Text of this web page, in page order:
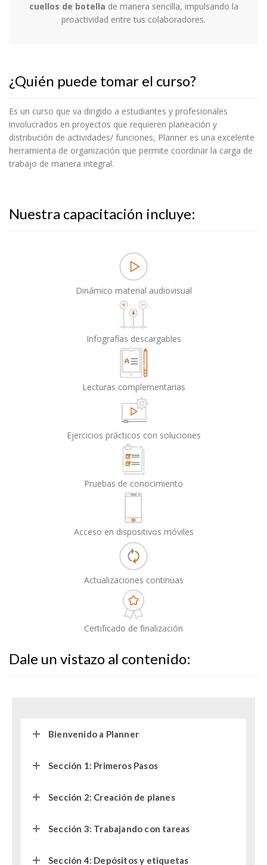
cuellos de botella de manera sencilla, impulsando la
proactividad entre tus colaboradores.
¿Quién puede tomar el curso?
Es un curso que va dirigido a estudiantes y profesionales
involucrados en proyectos que requieren planeación y
distribución de actividades/ funciones, Planner es una excelente
herramienta de organización que permite coordinar la carga de
trabajo de manera integral.
Nuestra capacitación incluye:
Dinámico material audiovisual
Infografías descargables
Lecturas complementarias
Ejercicios prácticos con soluciones
Pruebas de conocimiento
Acceso en dispositivos móviles
Actualizaciones continuas
Certificado de finalización
Dale un vistazo al contenido:
Bienvenido a Planner
Sección 1: Primeros Pasos
Sección 2: Creación de planes
Sección 3: Trabajando con tareas
Sección 4: Depósitos y etiquetas